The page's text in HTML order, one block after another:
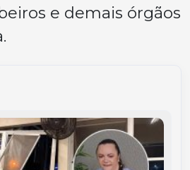
e demais órgãos